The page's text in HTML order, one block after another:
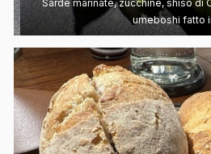
Sarde marinate, zucchine, shiso di
umeboshi fatto